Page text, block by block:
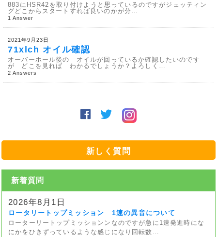
883にHSR42を取り付けようと思っているのですがジェッティン
グどこからスタートすれば良いのかが分…
1 Answer
2021年9月23日
71xlch オイル確認
オーバーホール後の オイルが回っているか確認したいのです
が どこを見れば わかるでしょうか？よろしく…
2 Answers
新しく質問
新着質問
2026年8月1日
ロータリートップミッション 1速の異音について
ローターリートップミッションンなのですが急に1速発進時にな
にかをひきずっているような感じになり回転数…